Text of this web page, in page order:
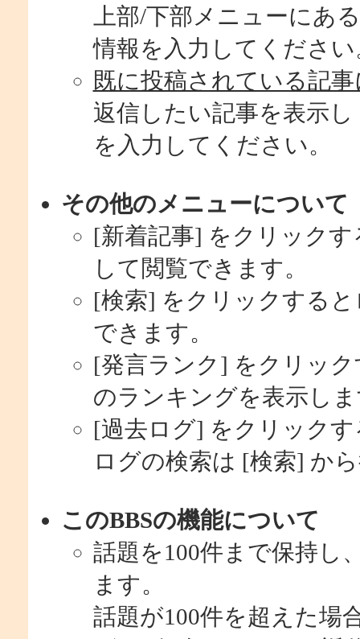
上部/下部メニューにあ
情報を入力してください
既に投稿されている記
返信したい記事を表示
を入力してください。
その他のメニューについて
[新着記事] をクリック
して閲覧できます。
[検索] をクリックする
できます。
[発言ランク] をクリッ
のランキングを表示し
[過去ログ] をクリック
ログの検索は [検索] か
このBBSの機能について
話題を100件まで保持し
ます。
話題が100件を超えた場